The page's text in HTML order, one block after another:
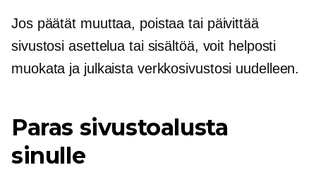
Jos päätät muuttaa, poistaa tai päivittää
sivustosi asettelua tai sisältöä, voit helposti
muokata ja julkaista verkkosivustosi uudelleen.
Paras sivustoalusta
sinulle